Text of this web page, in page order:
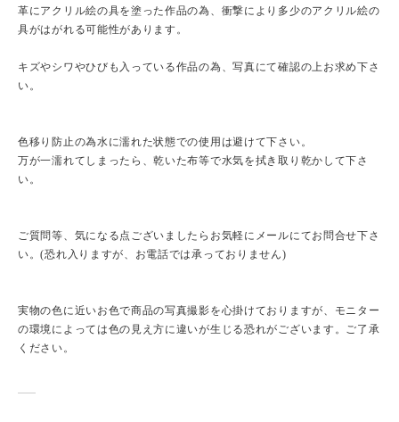
革にアクリル絵の具を塗った作品の為、衝撃により多少のアクリル絵の
具がはがれる可能性があります。
キズやシワやひびも入っている作品の為、写真にて確認の上お求め下さ
い。
色移り防止の為水に濡れた状態での使用は避けて下さい。
万が一濡れてしまったら、乾いた布等で水気を拭き取り乾かして下さ
い。
ご質問等、気になる点ございましたらお気軽にメールにてお問合せ下さ
い。(恐れ入りますが、お電話では承っておりません)
実物の色に近いお色で商品の写真撮影を心掛けておりますが、モニター
の環境によっては色の見え方に違いが生じる恐れがございます。ご了承
ください。